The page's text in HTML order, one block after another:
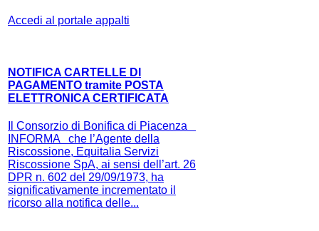
Accedi al portale appalti
NOTIFICA CARTELLE DI
PAGAMENTO tramite POSTA
ELETTRONICA CERTIFICATA
Il Consorzio di Bonifica di Piacenza
INFORMA che l’Agente della
Riscossione, Equitalia Servizi
Riscossione SpA, ai sensi dell’art. 26
DPR n. 602 del 29/09/1973, ha
significativamente incrementato il
ricorso alla notifica delle...